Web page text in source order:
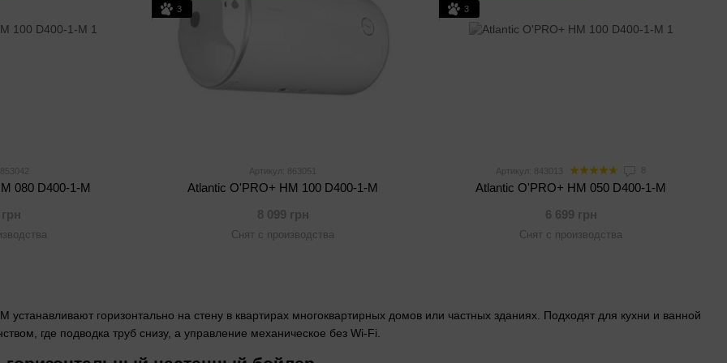
устанавливают горизонтально на стену в квартирах многоквартирных домов или частных зданиях. Подходят для кухни и ванной
где подводка труб снизу, а управление механическое без Wi-Fi.
080 D400-1-M
3
Артикул: 863051
Atlantic O'PRO+ HM 100 D400-1-M
8 099 грн
Снят с производства
3
Артикул: 843013
Atlantic O'PRO+ HM 050 D400-1-M
6 699 грн
Снят с производства